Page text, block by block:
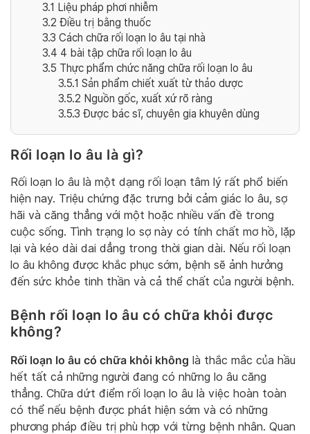
3.1 Liệu pháp phơi nhiễm
3.2 Điều trị bằng thuốc
3.3 Cách chữa rối loạn lo âu tại nhà
3.4 4 bài tập chữa rối loạn lo âu
3.5 Thực phẩm chức năng chữa rối loạn lo âu
3.5.1 Sản phẩm chiết xuất từ thảo dược
3.5.2 Nguồn gốc, xuất xứ rõ ràng
3.5.3 Được bác sĩ, chuyên gia khuyên dùng
Rối loạn lo âu là gì?
Rối loạn lo âu là một dạng rối loạn tâm lý rất phổ biến
hiện nay. Triệu chứng đặc trưng bởi cảm giác lo âu, sợ
hãi và căng thẳng với một hoặc nhiều vấn đề trong
cuộc sống. Tình trạng lo sợ này có tính chất mơ hồ, lặp
lại và kéo dài dai dẳng trong thời gian dài. Nếu rối loạn
lo âu không được khắc phục sớm, bệnh sẽ ảnh hưởng
đến sức khỏe tinh thần và cả thể chất của người bệnh.
Bệnh rối loạn lo âu có chữa khỏi được
không?
Rối loạn lo âu có chữa khỏi không là thắc mắc của hầu
hết tất cả những người đang có những lo âu căng
thẳng. Chữa dứt điểm rối loạn lo âu là việc hoàn toàn
có thể nếu bệnh được phát hiện sớm và có những
phương pháp điều trị phù hợp với từng bệnh nhân. Quan